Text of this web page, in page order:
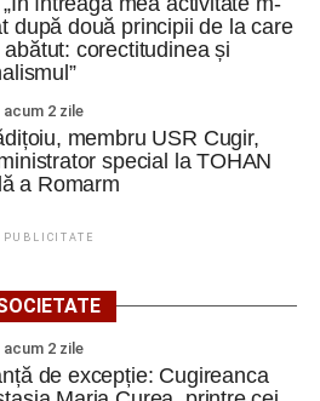
după două principii de la care
corectitudinea și
acum 2 zile
membru USR Cugir,
special la TOHAN
a Romarm
PUBLICITATE
acum 2 zile
de excepție: Cugireanca